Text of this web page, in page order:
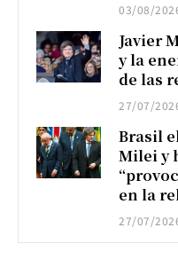
03/08/
Javier
y la
de las
27/07/
Brasil
Milei y
en la
27/07/